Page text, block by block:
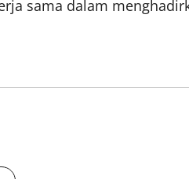
sama dalam